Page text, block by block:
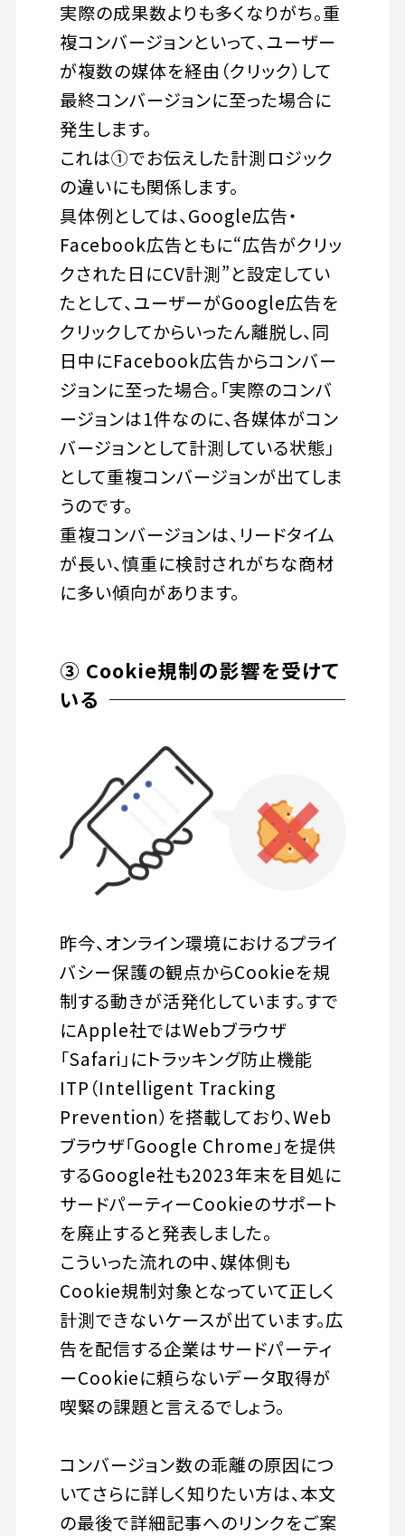
実際の成果数よりも多くなりがち。重
複コンバージョンといって、ユーザー
が複数の媒体を経由（クリック）して
最終コンバージョンに至った場合に
発生します。
これは①でお伝えした計測ロジック
の違いにも関係します。
具体例としては、Google広告・
Facebook広告ともに“広告がクリッ
クされた日にCV計測”と設定してい
たとして、ユーザーがGoogle広告を
クリックしてからいったん離脱し、同
日中にFacebook広告からコンバー
ジョンに至った場合。「実際のコンバ
ージョンは1件なのに、各媒体がコン
バージョンとして計測している状態」
として重複コンバージョンが出てしま
うのです。
重複コンバージョンは、リードタイム
が長い、慎重に検討されがちな商材
に多い傾向があります。
③ Cookie規制の影響を受けて
いる
昨今、オンライン環境におけるプライ
バシー保護の観点からCookieを規
制する動きが活発化しています。すで
にApple社ではWebブラウザ
「Safari」にトラッキング防止機能
ITP（Intelligent Tracking
Prevention）を搭載しており、Web
ブラウザ「Google Chrome」を提供
するGoogle社も2023年末を目処に
サードパーティーCookieのサポート
を廃止すると発表しました。
こういった流れの中、媒体側も
Cookie規制対象となっていて正しく
計測できないケースが出ています。広
告を配信する企業はサードパーティ
ーCookieに頼らないデータ取得が
喫緊の課題と言えるでしょう。
コンバージョン数の乖離の原因につ
いてさらに詳しく知りたい方は、本文
の最後で詳細記事へのリンクをご案